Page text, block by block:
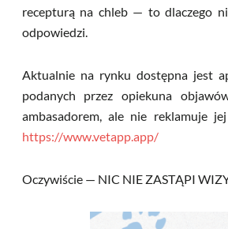
recepturą na chleb — to dlaczego
odpowiedzi.
Aktualnie na rynku dostępna jest
podanych przez opiekuna
ambasadorem, ale nie reklamuje
https://www.vetapp.app/
Oczywiście — NIC NIE ZASTĄPI